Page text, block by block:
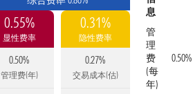
0.55%
显性费率
0.50%
管理费(年)
0.31%
隐性费率
0.27%
交易成本(估)
息
管
理
费
(每
年)
0.50%